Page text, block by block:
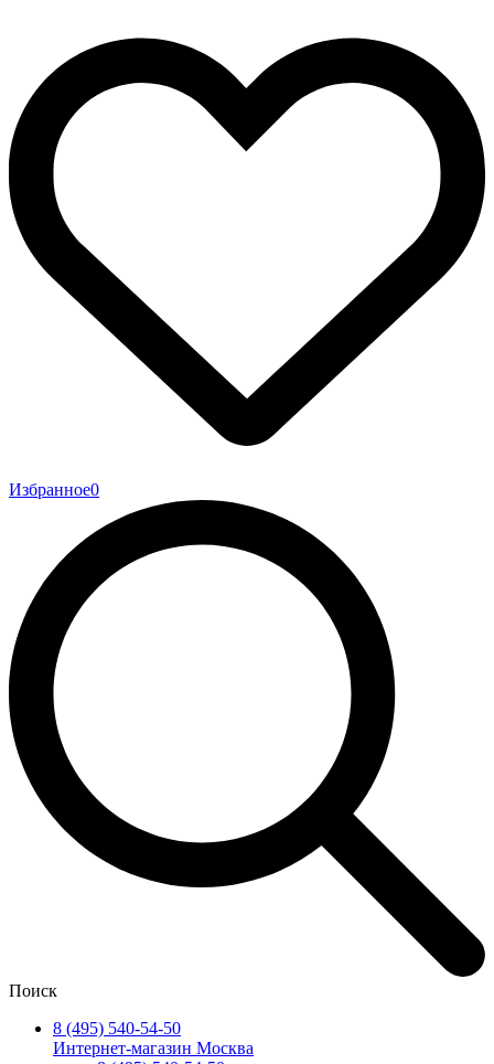
Избранное0
Поиск
8 (495) 540-54-50
Интернет-магазин Москва